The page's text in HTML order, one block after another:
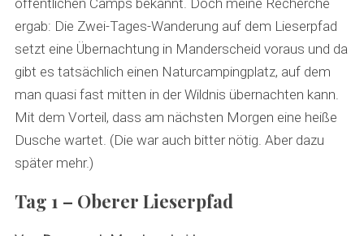
öffentlichen Camps bekannt. Doch meine Recherche
ergab: Die Zwei-Tages-Wanderung auf dem Lieserpfad
setzt eine Übernachtung in Manderscheid voraus und da
gibt es tatsächlich einen Naturcampingplatz, auf dem
man quasi fast mitten in der Wildnis übernachten kann.
Mit dem Vorteil, dass am nächsten Morgen eine heiße
Dusche wartet. (Die war auch bitter nötig. Aber dazu
später mehr.)
Tag 1 – Oberer Lieserpfad